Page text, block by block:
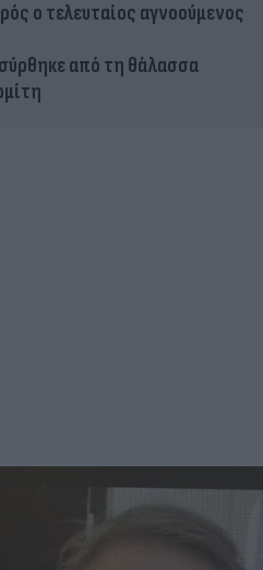
ο τελευταίος αγνοούμενος
από τη θάλασσα